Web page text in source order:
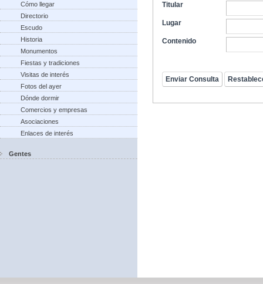
Cómo llegar
Directorio
Escudo
Historia
Monumentos
Fiestas y tradiciones
Visitas de interés
Fotos del ayer
Dónde dormir
Comercios y empresas
Asociaciones
Enlaces de interés
Gentes
Titular
Lugar
Contenido